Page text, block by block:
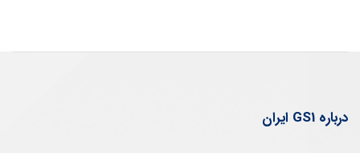
درباره GS1 ایران